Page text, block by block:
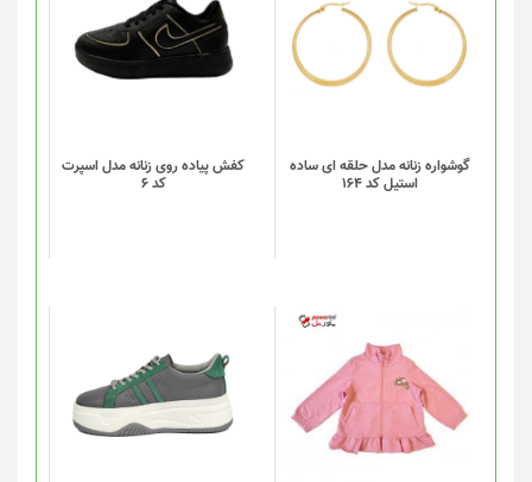
گوشواره زنانه مدل حلقه ای ساده
استیل کد 164
محصول
دارای
انواع
مختلفی
گزینه
ها
محصول
انتخاب
شوند
کفش پیاده روی زنانه مدل اسپرت
کد 6
محصول
دارای
انواع
مختلفی